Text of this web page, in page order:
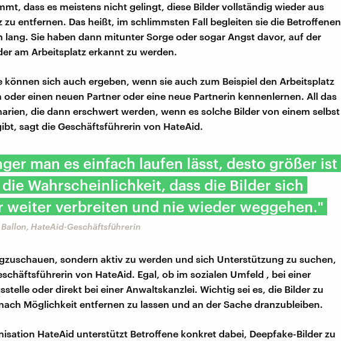
dass es meistens nicht gelingt, diese Bilder vollständig wieder aus
zu entfernen. Das heißt, im schlimmsten Fall begleiten sie die Betroffenen
lang. Sie haben dann mitunter Sorge oder sogar Angst davor, auf der
am Arbeitsplatz erkannt zu werden.
können sich auch ergeben, wenn sie auch zum Beispiel den Arbeitsplatz
oder einen neuen Partner oder eine neue Partnerin kennenlernen. All das
die dann erschwert werden, wenn es solche Bilder von einem selbst
sagt die Geschäftsführerin von HateAid.
man es einfach laufen lässt, desto größer ist
Wahrscheinlichkeit, dass die Bilder sich
weiter verbreiten und nie wieder weggehen."
HateAid-Geschäftsführerin
sondern aktiv zu werden und sich Unterstützung zu suchen,
von HateAid. Egal, ob im sozialen Umfeld , bei einer
oder direkt bei einer Anwaltskanzlei. Wichtig sei es, die Bilder zu
Möglichkeit entfernen zu lassen und an der Sache dranzubleiben.
HateAid unterstützt Betroffene konkret dabei, Deepfake-Bilder zu